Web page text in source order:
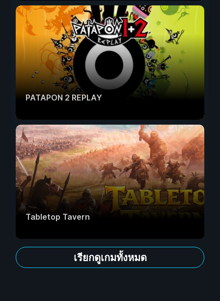
PATAPON 2 REPLAY
Tabletop Tavern
เรียกดูเกมทั้งหมด